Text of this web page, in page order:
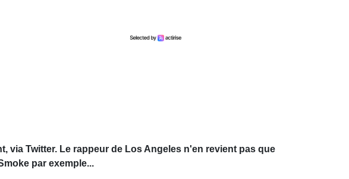
via Twitter. Le rappeur de Los Angeles n'en revient pas que
par exemple...